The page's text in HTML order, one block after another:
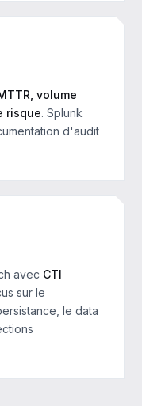
volume
risque. Splunk
d'audit
avec CTI
sur le
le data